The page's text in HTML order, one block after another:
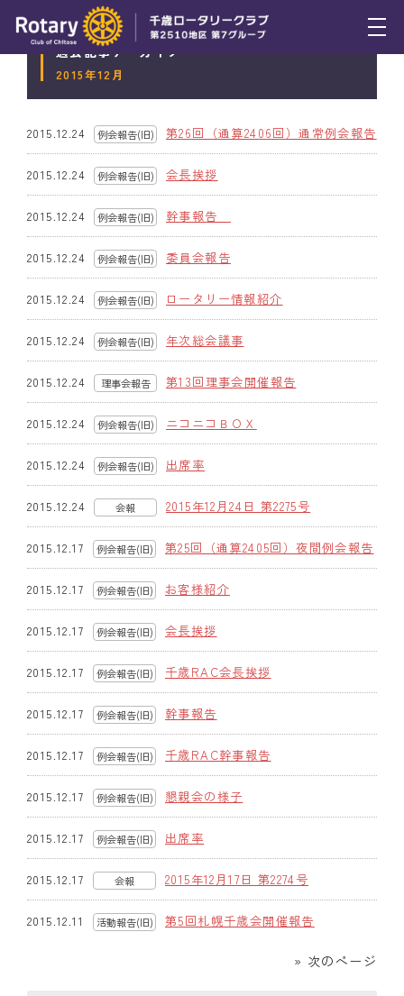
トピックス
活動報告
理事会報告
スケジュール
年間プログラム
木曜会
組織図
クラブのあゆみ
クラブの歴史
歴代会長・幹事
例会場・事務局の案内
情報公開
入会のご案内
過去記事アーカイブ
2015年12月
2015.12.24 例会報告(旧) 第26回（通算2406回）通常例会報告
2015.12.24 例会報告(旧) 会長挨拶
2015.12.24 例会報告(旧) 幹事報告
2015.12.24 例会報告(旧) 委員会報告
2015.12.24 例会報告(旧) ロータリー情報紹介
2015.12.24 例会報告(旧) 年次総会議事
2015.12.24
理事会報告
(旧)
第13回理事会開催報告
2015.12.24 例会報告(旧) ニコニコＢＯＸ
2015.12.24 例会報告(旧) 出席率
2015.12.24 会報 2015年12月24日 第2275号
2015.12.17 例会報告(旧) 第25回（通算2405回）夜間例会報告
2015.12.17 例会報告(旧) お客様紹介
2015.12.17 例会報告(旧) 会長挨拶
2015.12.17 例会報告(旧) 千歳RAC会長挨拶
2015.12.17 例会報告(旧) 幹事報告
2015.12.17 例会報告(旧) 千歳RAC幹事報告
2015.12.17 例会報告(旧) 懇親会の様子
2015.12.17 例会報告(旧) 出席率
2015.12.17 会報 2015年12月17日 第2274号
2015.12.11 活動報告(旧) 第5回札幌千歳会開催報告
» 次のページ